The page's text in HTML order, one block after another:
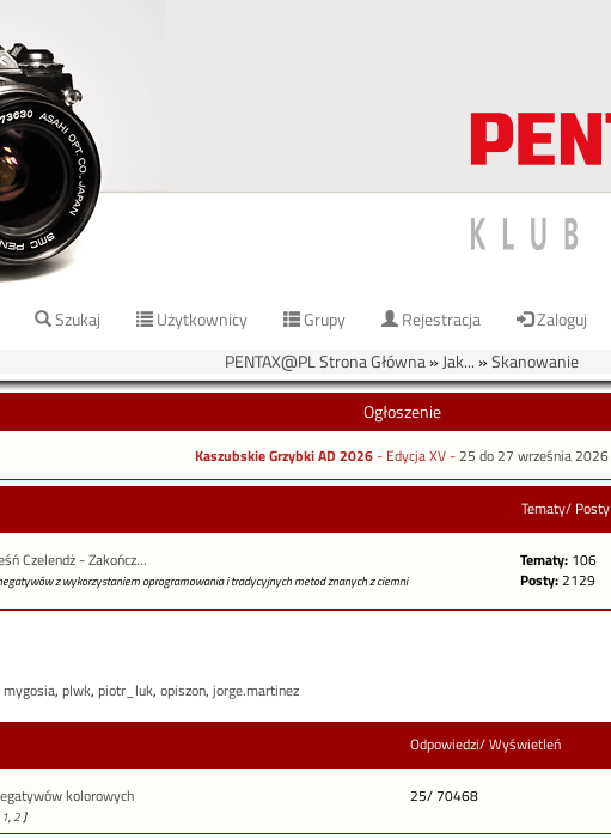
Szukaj Użytkownicy Grupy Rejestracja Zaloguj
PENTAX@PL Strona Główna» Jak... »Skanowanie
Ogłoszenie
Kaszubskie Grzybki AD 2026- Edycja XV -25 do 27 września 2026
Tematy/ Posty
Czelendż - Zakończ...
z wykorzystaniem oprogramowania i tradycyjnych metod znanych z ciemni
Tematy: 106
Posty:2129
mygosia, plwk, piotr_luk, opiszon, jorge.martinez
Odpowiedzi/ Wyświetleń
kolorowych
1,2]
25/ 70468